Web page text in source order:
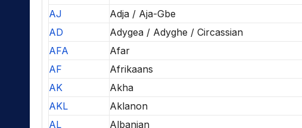
AJ
Adja / Aja-Gbe
AD
Adygea / Adyghe / Circassian
AFA
Afar
AF
Afrikaans
AK
Akha
AKL
Aklanon
AL
Albanian